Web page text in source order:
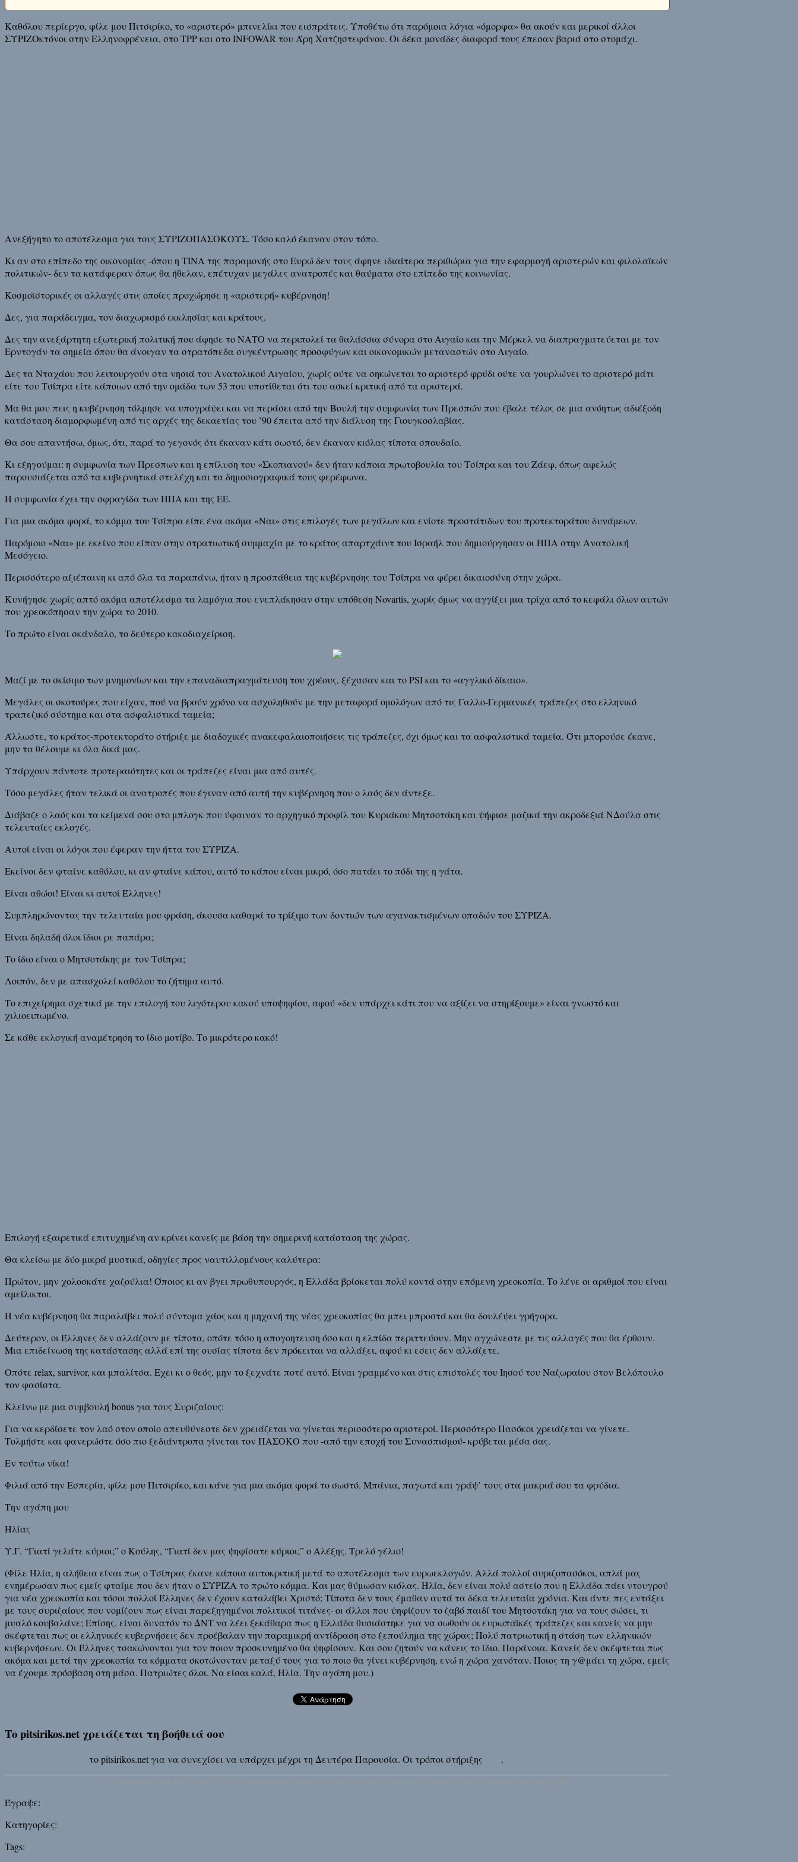
Καθόλου περίεργο, φίλε μου Πιτσιρίκο, το «αριστερό» μπινελίκι που εισπράτεις. Υποθέτω ότι παρόμοια λόγια «όμορφα» θα ακούν και μερικοί άλλοι
ΣΥΡΙΖΟκτόνοι στην Ελληνοφρένεια, στο ΤΡΡ και στο INFOWAR του Άρη Χατζηστεφάνου. Οι δέκα μονάδες διαφορά τους έπεσαν βαριά στο στομάχι.
Ανεξήγητο το αποτέλεσμα για τους ΣΥΡΙΖΟΠΑΣΟΚΟΥΣ. Τόσο καλό έκαναν στον τόπο.
Κι αν στο επίπεδο της οικονομίας -όπου η ΤΙΝΑ της παραμονής στο Ευρώ δεν τους άφηνε ιδιαίτερα περιθώρια για την εφαρμογή αριστερών και φιλολαϊκών
πολιτικών- δεν τα κατάφεραν όπως θα ήθελαν, επέτυχαν μεγάλες ανατροπές και θαύματα στο επίπεδο της κοινωνίας.
Κοσμοϊστορικές οι αλλαγές στις οποίες προχώρησε η «αριστερή» κυβέρνηση!
Δες, για παράδειγμα, τον διαχωρισμό εκκλησίας και κράτους.
Δες την ανεξάρτητη εξωτερική πολιτική που άφησε το ΝΑΤΟ να περιπολεί τα θαλάσσια σύνορα στο Αιγαίο και την Μέρκελ να διαπραγματεύεται με τον
Ερντογάν τα σημεία όπου θα άνοιγαν τα στρατόπεδα συγκέντρωσης προσφύγων και οικονομικών μεταναστών στο Αιγαίο.
Δες τα Νταχάου που λειτουργούν στα νησιά του Ανατολικού Αιγαίου, χωρίς ούτε να σηκώνεται το αριστερό φρύδι ούτε να γουρλώνει το αριστερό μάτι
είτε του Τσίπρα είτε κάποιων από την ομάδα των 53 που υποτίθεται ότι του ασκεί κριτική από τα αριστερά.
Μα θα μου πεις η κυβέρνηση τόλμησε να υπογράψει και να περάσει από την Βουλή την συμφωνία των Πρεσπών που έβαλε τέλος σε μια ανόητως αδιέξοδη
κατάσταση διαμορφωμένη από τις αρχές της δεκαετίας του ’90 έπειτα από την διάλυση της Γιουγκοσλαβίας.
Θα σου απαντήσω, όμως, ότι, παρά το γεγονός ότι έκαναν κάτι σωστό, δεν έκαναν κιόλας τίποτα σπουδαίο.
Κι εξηγούμαι: η συμφωνία των Πρεσπων και η επίλυση του «Σκοπιανού» δεν ήταν κάποια πρωτοβουλία του Τσίπρα και του Ζάεφ, όπως αφελώς
παρουσιάζεται από τα κυβερνητικά στελέχη και τα δημοσιογραφικά τους φερέφωνα.
Η συμφωνία έχει την σφραγίδα των ΗΠΑ και της ΕΕ.
Για μια ακόμα φορά, το κόμμα του Τσίπρα είπε ένα ακόμα «Ναι» στις επιλογές των μεγάλων και ενίοτε προστάτιδων του προτεκτοράτου δυνάμεων.
Παρόμοιο «Ναι» με εκείνο που είπαν στην στρατιωτική συμμαχία με το κράτος απαρτχάιντ του Ισραήλ που δημιούργησαν οι ΗΠΑ στην Ανατολική
Μεσόγειο.
Περισσότερο αξιέπαινη κι από όλα τα παραπάνω, ήταν η προσπάθεια της κυβέρνησης του Τσίπρα να φέρει δικαιοσύνη στην χώρα.
Κυνήγησε χωρίς απτό ακόμα αποτέλεσμα τα λαμόγια που ενεπλάκησαν στην υπόθεση Novartis, χωρίς όμως να αγγίξει μια τρίχα από το κεφάλι όλων αυτών
που χρεοκόπησαν την χώρα το 2010.
Το πρώτο είναι σκάνδαλο, το δεύτερο κακοδιαχείριση.
Μαζί με το σκίσιμο των μνημονίων και την επαναδιαπραγμάτευση του χρέους, ξέχασαν και το PSI και το «αγγλικό δίκαιο».
Μεγάλες οι σκοτούρες που είχαν, πού να βρούν χρόνο να ασχοληθούν με την μεταφορά ομολόγων από τις Γαλλο-Γερμανικές τράπεζες στο ελληνικό
τραπεζικό σύστημα και στα ασφαλιστικά ταμεία;
Άλλωστε, το κράτος-προτεκτοράτο στήριξε με διαδοχικές ανακεφαλαιοποιήσεις τις τράπεζες, όχι όμως και τα ασφαλιστικά ταμεία. Ότι μπορούσε έκανε,
μην τα θέλουμε κι όλα δικά μας.
Υπάρχουν πάντοτε προτεραιότητες και οι τράπεζες είναι μια από αυτές.
Τόσο μεγάλες ήταν τελικά οι ανατροπές που έγιναν από αυτή την κυβέρνηση που ο λαός δεν άντεξε.
Διάβαζε ο λαός και τα κείμενά σου στο μπλογκ που ύφαιναν το αρχηγικό προφίλ του Κυριάκου Μητσοτάκη και ψήφισε μαζικά την ακροδεξιά ΝΔούλα στις
τελευταίες εκλογές.
Αυτοί είναι οι λόγοι που έφεραν την ήττα του ΣΥΡΙΖΑ.
Εκείνοι δεν φταίνε καθόλου, κι αν φταίνε κάπου, αυτό το κάπου είναι μικρό, όσο πατάει το πόδι της η γάτα.
Είναι αθώοι! Είναι κι αυτοί Έλληνες!
Συμπληρώνοντας την τελευταία μου φράση, άκουσα καθαρά το τρίξιμο των δοντιών των αγανακτισμένων οπαδών του ΣΥΡΙΖΑ.
Είναι δηλαδή όλοι ίδιοι ρε παπάρα;
Το ίδιο είναι ο Μητσοτάκης με τον Τσίπρα;
Λοιπόν, δεν με απασχολεί καθόλου το ζήτημα αυτό.
Το επιχείρημα σχετικά με την επιλογή του λιγότερου κακού υποψηφίου, αφού «δεν υπάρχει κάτι που να αξίζει να στηρίξουμε» είναι γνωστό και
χιλιοειπωμένο.
Σε κάθε εκλογική αναμέτρηση το ίδιο μοτίβο. Το μικρότερο κακό!
Επιλογή εξαιρετικά επιτυχημένη αν κρίνει κανείς με βάση την σημερινή κατάσταση της χώρας.
Θα κλείσω με δύο μικρά μυστικά, οδηγίες προς ναυτιλλομένους καλύτερα:
Πρώτον, μην χολοσκάτε χαζούλια! Όποιος κι αν βγει πρωθυπουργός, η Ελλάδα βρίσκεται πολύ κοντά στην επόμενη χρεοκοπία. Το λένε οι αριθμοί που είναι
αμείλικτοι.
Η νέα κυβέρνηση θα παραλάβει πολύ σύντομα χάος και η μηχανή της νέας χρεοκοπίας θα μπει μπροστά και θα δουλέψει γρήγορα.
Δεύτερον, οι Έλληνες δεν αλλάζουν με τίποτα, οπότε τόσο η απογοητευση όσο και η ελπίδα περιττεύουν. Μην αγχώνεστε με τις αλλαγές που θα έρθουν.
Μια επιδείνωση της κατάστασης αλλά επί της ουσίας τίποτα δεν πρόκειται να αλλάξει, αφού κι εσεις δεν αλλάζετε.
Οπότε relax, survivor, και μπαλίτσα. Εχει κι ο θεός, μην το ξεχνάτε ποτέ αυτό. Είναι γραμμένο και στις επιστολές του Ιησού του Ναζωραίου στον Βελόπουλο
τον φασίστα.
Κλείνω με μια συμβουλή bonus για τους Συριζαίους:
Για να κερδίσετε τον λαό στον οποίο απευθύνεστε δεν χρειάζεται να γίνεται περισσότερο αριστεροί. Περισσότερο Πασόκοι χρειάζεται να γίνετε.
Τολμήστε και φανερώστε όσο πιο ξεδιάντροπα γίνεται τον ΠΑΣΟΚΟ που -από την εποχή του Συνασπισμού- κρύβεται μέσα σας.
Εν τούτω νίκα!
Φιλιά από την Εσπερία, φίλε μου Πιτσιρίκο, και κάνε για μια ακόμα φορά το σωστό. Μπάνια, παγωτά και γράψ’ τους στα μακριά σου τα φρύδια.
Την αγάπη μου
Ηλίας
Υ.Γ. “Γιατί γελάτε κύριοι;” ο Κούλης, “Γιατί δεν μας ψηφίσατε κύριοι;” ο Αλέξης. Τρελό γέλιο!
(Φίλε Ηλία, η αλήθεια είναι πως ο Τσίπρας έκανε κάποια αυτοκριτική μετά το αποτέλεσμα των ευρωεκλογών. Αλλά πολλοί συριζοπασόκοι, απλά μας
ενημέρωσαν πως εμείς φταίμε που δεν ήταν ο ΣΥΡΙΖΑ το πρώτο κόμμα. Και μας θύμωσαν κιόλας. Ηλία, δεν είναι πολύ αστείο που η Ελλάδα πάει ντουγρού
για νέα χρεοκοπία και τόσοι πολλοί Έλληνες δεν έχουν καταλάβει Χριστό; Τίποτα δεν τους έμαθαν αυτά τα δέκα τελευταία χρόνια. Και άντε πες εντάξει
με τους συριζαίους που νομίζουν πως είναι παρεξηγημένοι πολιτικοί τιτάνες· οι άλλοι που ψηφίζουν το ζαβό παιδί του Μητσοτάκη για να τους σώσει, τι
μυαλό κουβαλάνε; Επίσης, είναι δυνατόν το ΔΝΤ να λέει ξεκάθαρα πως η Ελλάδα θυσιάστηκε για να σωθούν οι ευρωπαϊκές τράπεζες και κανείς να μην
σκέφτεται πως οι ελληνικές κυβερνήσεις δεν προέβαλαν την παραμικρή αντίδραση στο ξεπούλημα της χώρας; Πολύ πατριωτική η στάση των ελληνικών
κυβερνήσεων. Οι Έλληνες τσακώνονται για τον ποιον προσκυνημένο θα ψηφίσουν. Και σου ζητούν να κάνεις το ίδιο. Παράνοια. Κανείς δεν σκέφτεται πως
ακόμα και μετά την χρεοκοπία τα κόμματα σκοτώνονταν μεταξύ τους για το ποιο θα γίνει κυβέρνηση, ενώ η χώρα χανόταν. Ποιος τη γ@μάει τη χώρα, εμείς
να έχουμε πρόσβαση στη μάσα. Πατριώτες όλοι. Να είσαι καλά, Ηλία. Την αγάπη μου.)
Το pitsirikos.net χρειάζεται τη βοήθειά σου
το pitsirikos.net για να συνεχίσει να υπάρχει μέχρι τη Δευτέρα Παρουσία. Οι τρόποι στήριξης .
Έγραψε:
Κατηγορίες:
Tags: